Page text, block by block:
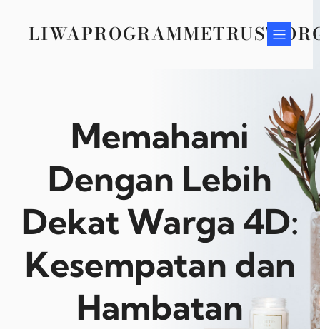
content
Memahami
Dengan Lebih
Dekat Warga 4D:
Kesempatan dan
Hambatan